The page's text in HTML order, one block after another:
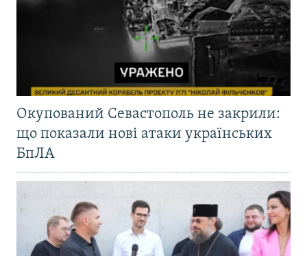
Окупований Севастополь не закрили:
що показали нові атаки українських
БпЛА